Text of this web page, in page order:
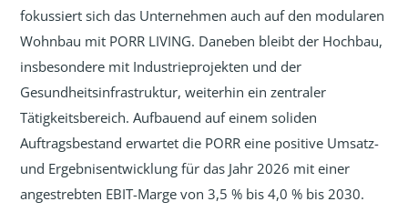
fokussiert sich das Unternehmen auch auf den modularen
Wohnbau mit PORR LIVING. Daneben bleibt der Hochbau,
insbesondere mit Industrieprojekten und der
Gesundheitsinfrastruktur, weiterhin ein zentraler
Tätigkeitsbereich. Aufbauend auf einem soliden
Auftragsbestand erwartet die PORR eine positive Umsatz-
und Ergebnisentwicklung für das Jahr 2026 mit einer
angestrebten EBIT-Marge von 3,5 % bis 4,0 % bis 2030.